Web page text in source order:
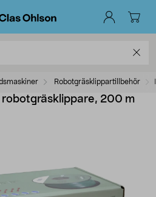
Robotgräsklippartillbehör
robotgräsklippare, 200 m